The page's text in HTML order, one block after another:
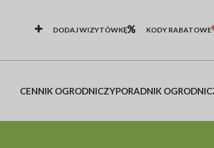
DODAJ WIZYTÓWKĘ KODY RABATOWE
CENNIK OGRODNICZYPORADNIK